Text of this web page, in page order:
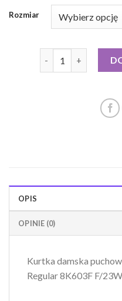
Rozmiar
ilość hetrego kurtka
OPIS
OPINIE (0)
Kurtka damska
Regular 8K603F F/